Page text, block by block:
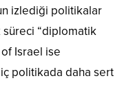
izlediği politikalar
süreci “diplomatik
Israel ise
iç politikada daha sert